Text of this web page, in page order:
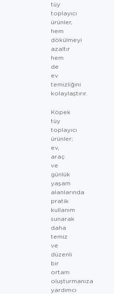
tüy
toplayıcı
ürünler,
hem
dökülmeyi
azaltır
hem
de
ev
temizliğini
kolaylaştırır.
Köpek
tüy
toplayıcı
ürünler;
ev,
araç
ve
günlük
yaşam
alanlarında
pratik
kullanım
sunarak
daha
temiz
ve
düzenli
bir
ortam
oluşturmanıza
yardımcı